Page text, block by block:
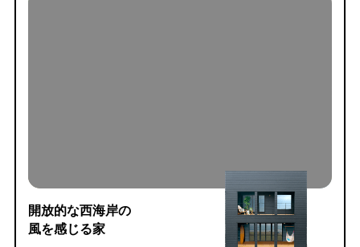
開放的な西海岸の
風を感じる家